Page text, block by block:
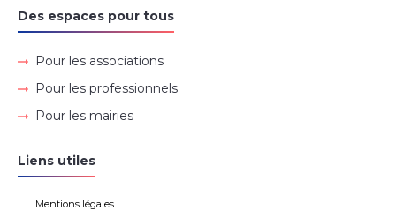
Des espaces pour tous
Pour les associations
Pour les professionnels
Pour les mairies
Liens utiles
Mentions légales